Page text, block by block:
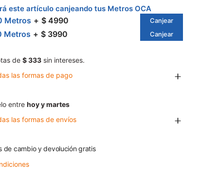
este artículo canjeando tus Metros OCA
Metros $ 4990 Canjear
Metros $ 3990 Canjear
de $ 333 sin intereses.
las formas de pago
entre hoy y martes
las formas de envíos
de cambio y devolución gratis